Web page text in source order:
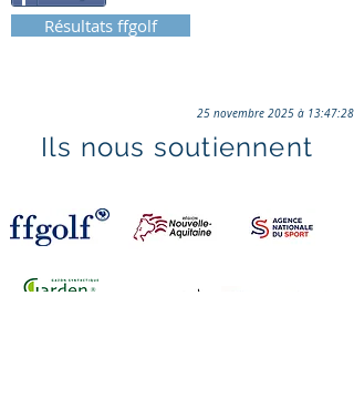
Résultats ffgolf
25 novembre 2025 à 13:47:28
Ils nous soutiennent